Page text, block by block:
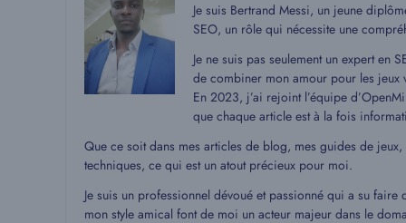
Je suis Bertrand Messi, un jeune
SEO, un rôle qui nécessite une
Je ne suis pas seulement un expert en
de combiner mon amour pour les jeux
En 2023, j’ai rejoint l’équipe
que chaque article est à la fois
Que ce soit dans mes articles de blog, mes guides de
techniques, ce qui est un atout précieux pour moi.
Je suis un professionnel dévoué et passionné qui a su
mon style amical font de moi un acteur majeur dans le